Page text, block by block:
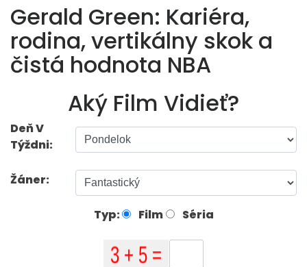
Gerald Green: Kariéra,
rodina, vertikálny skok a
čistá hodnota NBA
Aký Film Vidieť?
Deň V
Týždni:
Žáner:
Typ: Film Séria